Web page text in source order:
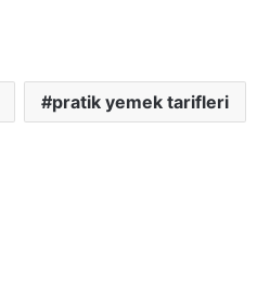
pratik yemek tarifleri